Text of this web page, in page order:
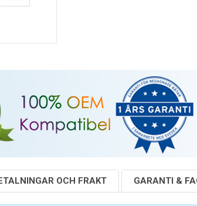
OCH FRAKT GARANTI &